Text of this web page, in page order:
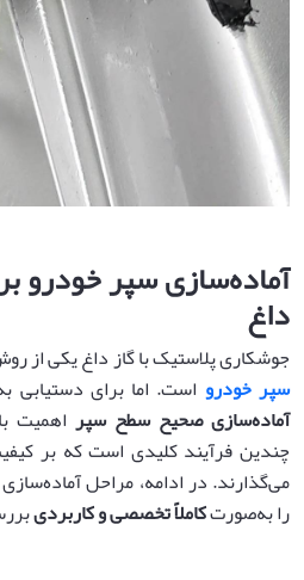
آماده‌سازی سپر خودرو
داغ
جوشکاری پلاستیک با گاز داغ یکی از
سپر خودرو است. اما برای
آماده‌سازی صحیح سطح سپر اهمیت
چندین فرآیند کلیدی است که بر
می‌گذارند. در ادامه، مراحل
را به‌صورتکاملاً تخصصی و کاربردی